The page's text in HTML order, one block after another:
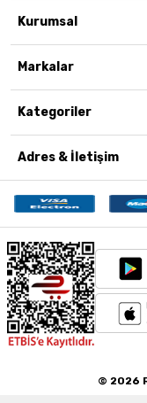
Kurumsal
Markalar
Kategoriler
Adres & İletişim
© 2026